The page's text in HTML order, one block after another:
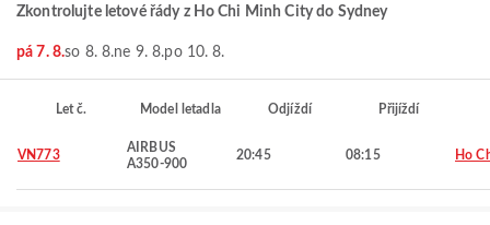
Zkontrolujte letové řády z Ho Chi Minh City do Sydney
pá 7. 8.so 8. 8.ne 9. 8.po 10. 8.
Let č. Model letadla Odjíždí Přijíždí
VN773
AIRBUS
A350-900
20:45 08:15 Ho